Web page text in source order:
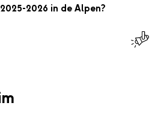
2026 in de Alpen?